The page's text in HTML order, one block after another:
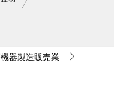
器製造販売業